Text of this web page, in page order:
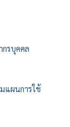
รบุคคล
แผนการใช้